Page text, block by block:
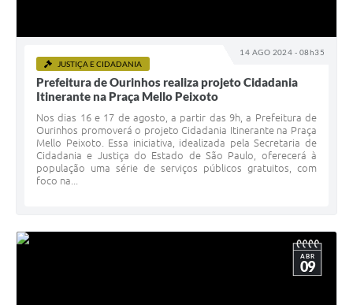
14 AGO 2024 - 08h35
JUSTIÇA E CIDADANIA
Prefeitura de Ourinhos realiza projeto Cidadania
Itinerante na Praça Mello Peixoto
Nos dias 16 e 17 de agosto, a partir das 9h, a Prefeitura de
Ourinhos promoverá o projeto Cidadania Itinerante na Praça
Mello Peixoto. Essa iniciativa, idealizada pela Secretaria de
Cidadania e Justiça do Estado de São Paulo, oferecerá à
população uma série de serviços públicos gratuitos, com
foco na...
ABR
09